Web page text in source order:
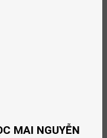
MAI NGUYỄN